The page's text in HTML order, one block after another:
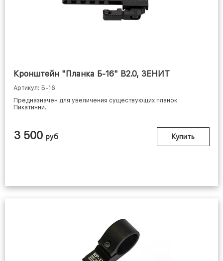
Кронштейн "Планка Б-16" В2.0, ЗЕНИТ
Артикул: Б-16
Предназначен для увеличения существующих планок
Пикатинни.
3 500 руб Купить